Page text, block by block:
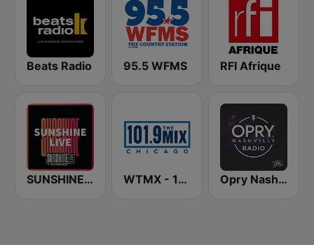
Beats Radio 95.5 WFMS RFI Afrique
SUNSHINE LIVE WTMX - 101.9 The Mix Opry Nashville Radio